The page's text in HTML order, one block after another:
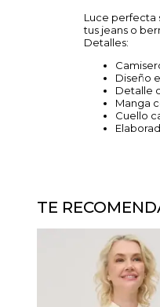
Luce perfecta
tus jeans o
Detalles:
Diseño
Detalle
Manga
Cuello
TE